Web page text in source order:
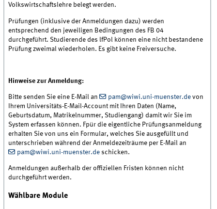
Volkswirtschaftslehre belegt werden.
Prüfungen (inklusive der Anmeldungen dazu) werden
entsprechend den jeweiligen Bedingungen des FB 04
durchgeführt. Studierende des lfPol können eine nicht bestandene
Prüfung zweimal wiederholen. Es gibt keine Freiversuche.
Hinweise zur Anmeldung:
Bitte senden Sie eine E-Mail an pam@wiwi.uni-muenster.devon
Ihrem Universitäts-E-Mail-Account mit Ihren Daten (Name,
Geburtsdatum, Matrikelnummer, Studiengang) damit wir Sie im
System erfassen können. Fpür die eigentliche Prüfungsanmeldung
erhalten Sie von uns ein Formular, welches Sie ausgefüllt und
unterschrieben während der Anmeldezeiträume per E-Mail an
pam@wiwi.uni-muenster.deschicken.
Anmeldungen außerhalb der offiziellen Fristen können nicht
durchgeführt werden.
Wählbare Module